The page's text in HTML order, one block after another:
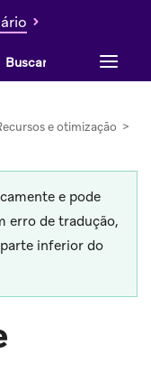
tudo
e otimização >
e pode
erro de tradução,
inferior do